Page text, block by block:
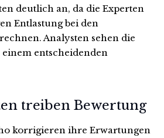
deutlich an, da die Experten
Entlastung bei den
Analysten sehen die
entscheidenden
treiben Bewertung
korrigieren ihre Erwartungen